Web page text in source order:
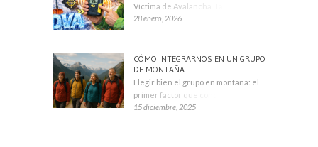
Víctima de Avalancha. También se
28 enero, 2026
CÓMO INTEGRARNOS EN UN GRUPO
DE MONTAÑA
Elegir bien el grupo en montaña: el
primer factor que condiciona tu
15 diciembre, 2025